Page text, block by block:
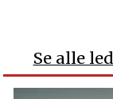
Se alle